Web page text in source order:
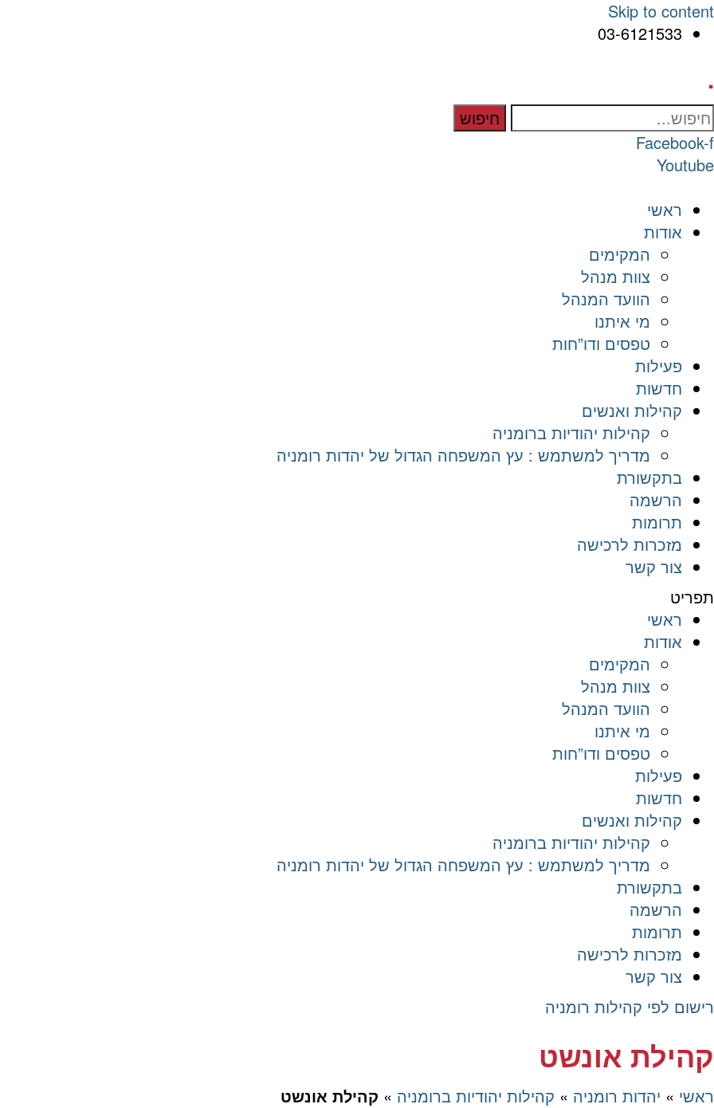
Skip to content
03-6121533
.
חיפוש
Facebook-f
Youtube
ראשי
אודות
המקימים
צוות מנהל
הוועד המנהל
מי איתנו
טפסים ודו”חות
פעילות
חדשות
קהילות ואנשים
קהילות יהודיות ברומניה
מדריך למשתמש : עץ המשפחה הגדול של יהדות רומניה
בתקשורת
הרשמה
תרומות
מזכרות לרכישה
צור קשר
תפריט
ראשי
אודות
המקימים
צוות מנהל
הוועד המנהל
מי איתנו
טפסים ודו”חות
פעילות
חדשות
קהילות ואנשים
קהילות יהודיות ברומניה
מדריך למשתמש : עץ המשפחה הגדול של יהדות רומניה
בתקשורת
הרשמה
תרומות
מזכרות לרכישה
צור קשר
רישום לפי קהילות רומניה
קהילת אונשט
ראשי » יהדות רומניה » קהילות יהודיות ברומניה » קהילת אונשט